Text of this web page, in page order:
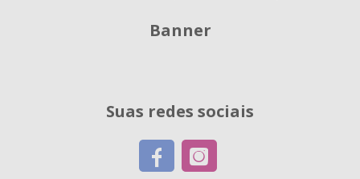
Banner
Suas redes sociais